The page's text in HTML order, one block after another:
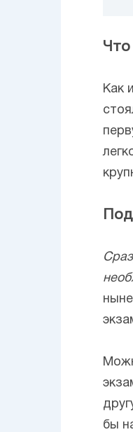
Что
Как
бы